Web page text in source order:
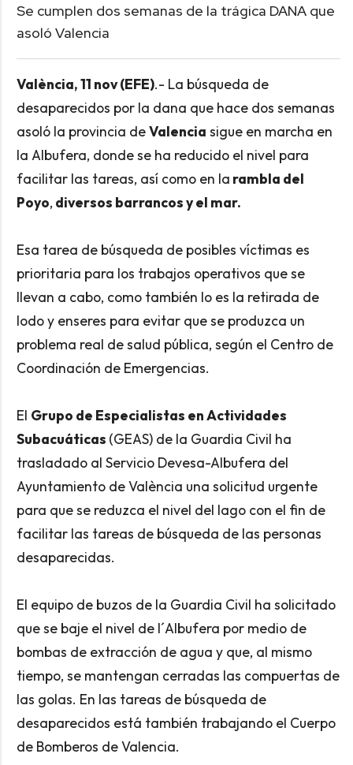
Se cumplen dos semanas de la trágica DANA que
asoló Valencia
València, 11 nov (EFE).- La búsqueda de
desaparecidos por la dana que hace dos semanas
asoló la provincia deValencia sigue en marcha en
la Albufera, donde se ha reducido el nivel para
facilitar las tareas, así como en la rambla del
Poyo, diversos barrancos y el mar.
Esa tarea de búsqueda de posibles víctimas es
prioritaria para los trabajos operativos que se
llevan a cabo, como también lo es la retirada de
lodo y enseres para evitar que se produzca un
problema real de salud pública, según el Centro de
Coordinación de Emergencias.
El Grupo de Especialistas en Actividades
Subacuáticas (GEAS) de la Guardia Civil ha
trasladado al Servicio Devesa-Albufera del
Ayuntamiento de València una solicitud urgente
para que se reduzca el nivel del lago con el fin de
facilitar las tareas de búsqueda de las personas
desaparecidas.
El equipo de buzos de la Guardia Civil ha solicitado
que se baje el nivel de l´Albufera por medio de
bombas de extracción de agua y que, al mismo
tiempo, se mantengan cerradas las compuertas de
las golas. En las tareas de búsqueda de
desaparecidos está también trabajando el Cuerpo
de Bomberos de Valencia.